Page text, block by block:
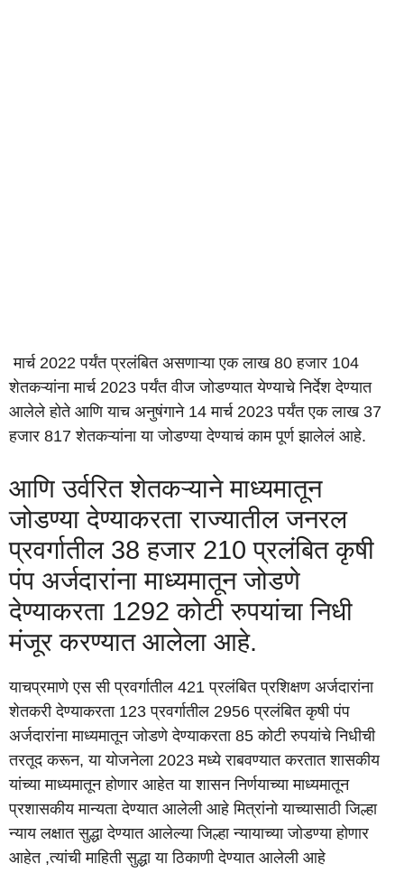
मार्च 2022 पर्यंत प्रलंबित असणाऱ्या एक लाख 80 हजार 104
शेतकऱ्यांना मार्च 2023 पर्यंत वीज जोडण्यात येण्याचे निर्देश देण्यात
आलेले होते आणि याच अनुषंगाने 14 मार्च 2023 पर्यंत एक लाख 37
हजार 817 शेतकऱ्यांना या जोडण्या देण्याचं काम पूर्ण झालेलं आहे.
आणि उर्वरित शेतकऱ्याने माध्यमातून
जोडण्या देण्याकरता राज्यातील जनरल
प्रवर्गातील 38 हजार 210 प्रलंबित कृषी
पंप अर्जदारांना माध्यमातून जोडणे
देण्याकरता 1292 कोटी रुपयांचा निधी
मंजूर करण्यात आलेला आहे.
याचप्रमाणे एस सी प्रवर्गातील 421 प्रलंबित प्रशिक्षण अर्जदारांना
शेतकरी देण्याकरता 123 प्रवर्गातील 2956 प्रलंबित कृषी पंप
अर्जदारांना माध्यमातून जोडणे देण्याकरता 85 कोटी रुपयांचे निधीची
तरतूद करून, या योजनेला 2023 मध्ये राबवण्यात करतात शासकीय
यांच्या माध्यमातून होणार आहेत या शासन निर्णयाच्या माध्यमातून
प्रशासकीय मान्यता देण्यात आलेली आहे मित्रांनो याच्यासाठी जिल्हा
न्याय लक्षात सुद्धा देण्यात आलेल्या जिल्हा न्यायाच्या जोडण्या होणार
आहेत ,त्यांची माहिती सुद्धा या ठिकाणी देण्यात आलेली आहे